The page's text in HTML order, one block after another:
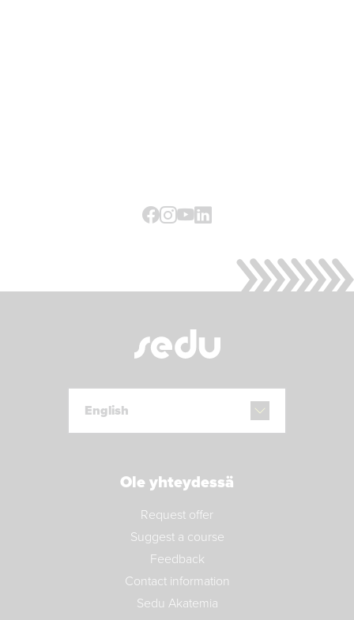
Facebook
Instagram
Youtube
LinkedIn
Ole yhteydessä
Request offer
Suggest a course
Feedback
Contact information
Sedu Akatemia
English